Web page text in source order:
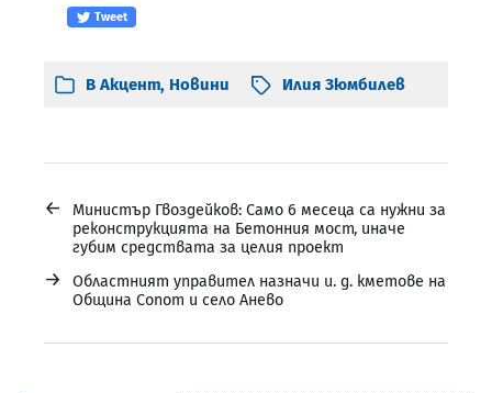
Tweet
В Акцент, Новини Илия Зюмбилев
←
Министър Гвоздейков: Само 6 месеца са нужни за
реконструкцията на Бетонния мост, иначе
губим средствата за целия проект
→
Областният управител назначи и. д. кметове на
Община Сопот и село Анево